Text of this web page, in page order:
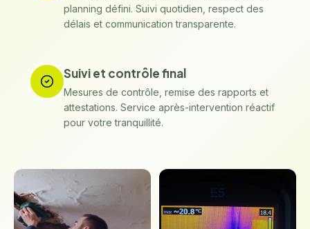
planning défini. Suivi quotidien, respect des
délais et communication transparente.
Suivi et contrôle final
Mesures de contrôle, remise des rapports et
attestations. Service après-intervention réactif
pour votre tranquillité.